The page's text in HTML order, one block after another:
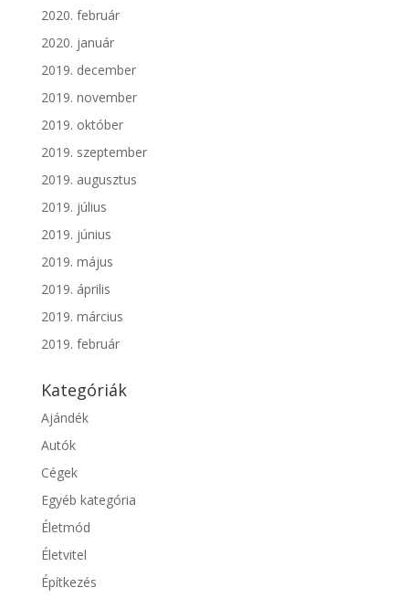
2020. február
2020. január
2019. december
2019. november
2019. október
2019. szeptember
2019. augusztus
2019. július
2019. június
2019. május
2019. április
2019. március
2019. február
Kategóriák
Ajándék
Autók
Cégek
Egyéb kategória
Életmód
Életvitel
Építkezés